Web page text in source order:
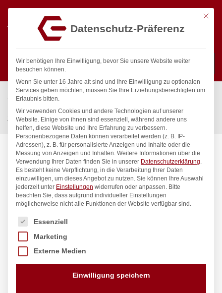
Suchen
Start / Gastronomiebedarf & Gastro Geräte für Profis
Präsentation
Kaffee & Tee
Zuckerdose, HENDI, 0,3L, ø85x(H)80mm
Mit
Datenschutz-Präferenz
Wir benötigen Ihre Einwilligung, bevor Sie unsere Website weiter
besuchen können.
Wenn Sie unter 16 Jahre alt sind und Ihre Einwilligung zu optionalen
Services geben möchten, müssen Sie Ihre Erziehungsberechtigten um
Erlaubnis bitten.
Wir verwenden Cookies und andere Technologien auf unserer
Website. Einige von ihnen sind essenziell, während andere uns
helfen, diese Website und Ihre Erfahrung zu verbessern.
Personenbezogene Daten können verarbeitet werden (z. B. IP-
Adressen), z. B. für personalisierte Anzeigen und Inhalte oder die
Messung von Anzeigen und Inhalten. Weitere Informationen über die
Verwendung Ihrer Daten finden Sie in unserer Datenschutzerklärung.
Es besteht keine Verpflichtung, in die Verarbeitung Ihrer Daten
einzuwilligen, um dieses Angebot zu nutzen. Sie können Ihre Auswahl
jederzeit unter Einstellungen widerrufen oder anpassen. Bitte
beachten Sie, dass aufgrund individueller Einstellungen
möglicherweise nicht alle Funktionen der Website verfügbar sind.
Es folgt eine Liste der Service-Gruppen, für die eine
Essenziell
Marketing
Externe Medien
Einwilligung speichern